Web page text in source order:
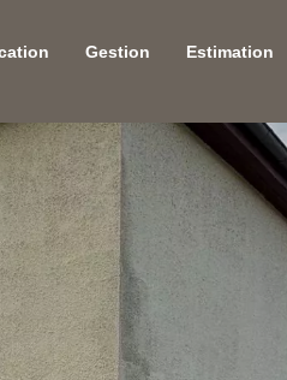
Gestion Estimation